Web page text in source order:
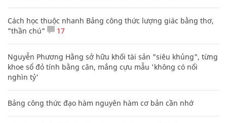
Cách học thuộc nhanh Bảng công thức lượng giác bằng thơ,
"thần chú"
17
Nguyễn Phương Hằng sở hữu khối tài sản "siêu khủng", từng
khoe sổ đỏ tính bằng cân, mắng cựu mẫu 'không có nổi
nghìn tỷ'
Bảng công thức đạo hàm nguyên hàm cơ bản cần nhớ